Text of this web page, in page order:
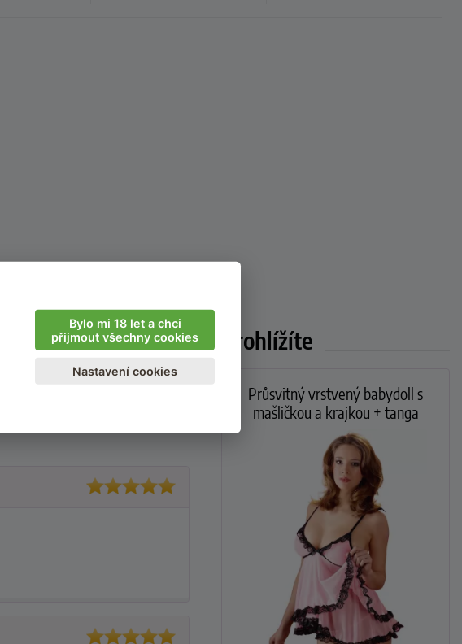
Prohlížíte
Průsvitný vrstvený babydoll s
mašličkou a krajkou + tanga
Bylo mi 18 let a chci
přijmout všechny cookies
Nastavení cookies